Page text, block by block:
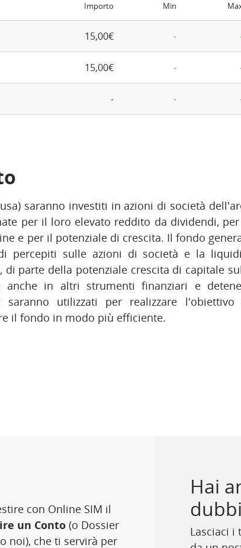
Importo Min
15,00€ -
15,00€ -
- -
saranno investiti in azioni di società
per il loro elevato reddito da dividendi,
e per il potenziale di crescita. Il fondo
percepiti sulle azioni di società e la
parte della potenziale crescita di capitale
in altri strumenti finanziari e
utilizzati per realizzare l'obiettivo
il fondo in modo più efficiente.
con Online SIM il
un Conto (o Dossier
noi), che ti servirà per
Hai
Lasciaci i